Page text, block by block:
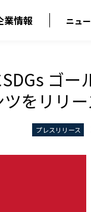
業情報 ニュ
ゴー
をリリー
プレスリリース